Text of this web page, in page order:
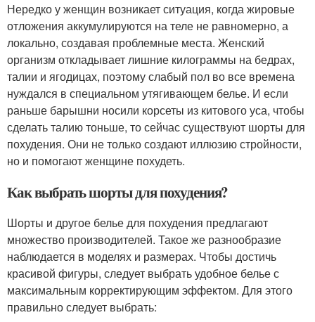
Нередко у женщин возникает ситуация, когда жировые
отложения аккумулируются на теле не равномерно, а
локально, создавая проблемные места. Женский
организм откладывает лишние килограммы на бедрах,
талии и ягодицах, поэтому слабый пол во все времена
нуждался в специальном утягивающем белье. И если
раньше барышни носили корсеты из китового уса, чтобы
сделать талию тоньше, то сейчас существуют шорты для
похудения. Они не только создают иллюзию стройности,
но и помогают женщине похудеть.
Как выбрать шорты для похудения?
Шорты и другое белье для похудения предлагают
множество производителей. Такое же разнообразие
наблюдается в моделях и размерах. Чтобы достичь
красивой фигуры, следует выбрать удобное белье с
максимальным корректирующим эффектом. Для этого
правильно следует выбрать: